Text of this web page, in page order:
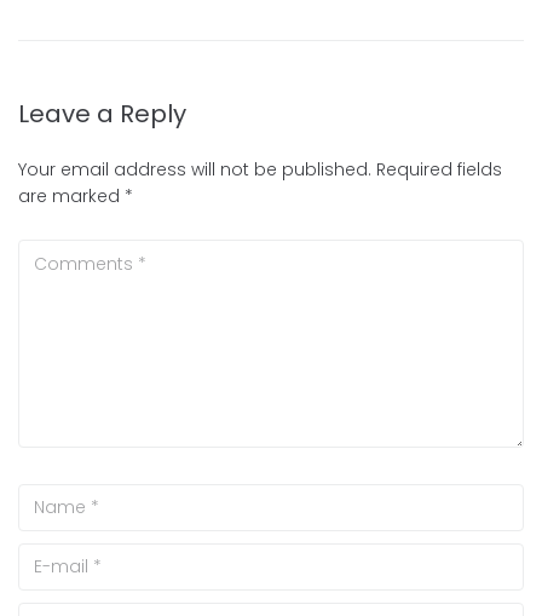
Leave a Reply
Your email address will not be published. Required fields
are marked *